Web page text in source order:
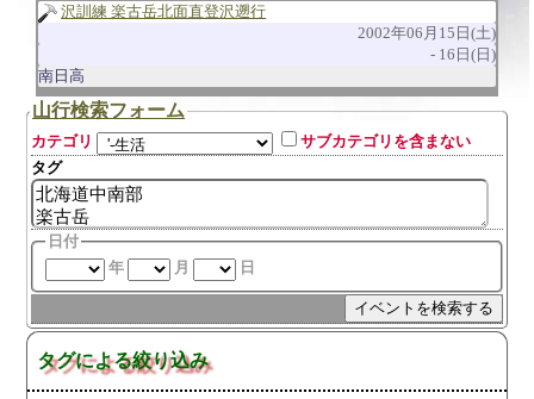
沢訓練 楽古岳北面直登沢遡行
2002年06月15日(土)
16日(日)
南日高
山行検索フォーム
カテゴリ
サブカテゴリを含まない
タグ
日付
年
月 日
タグによる絞り込み